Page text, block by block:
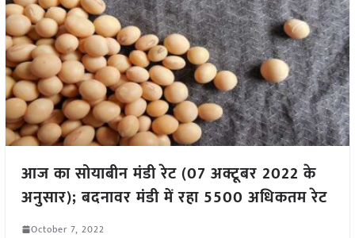
आज का सोयाबीन मंडी रेट (07 अक्टूबर 2022 के
अनुसार); बदनावर मंडी में रहा 5500 अधिकतम रेट
October 7, 2022